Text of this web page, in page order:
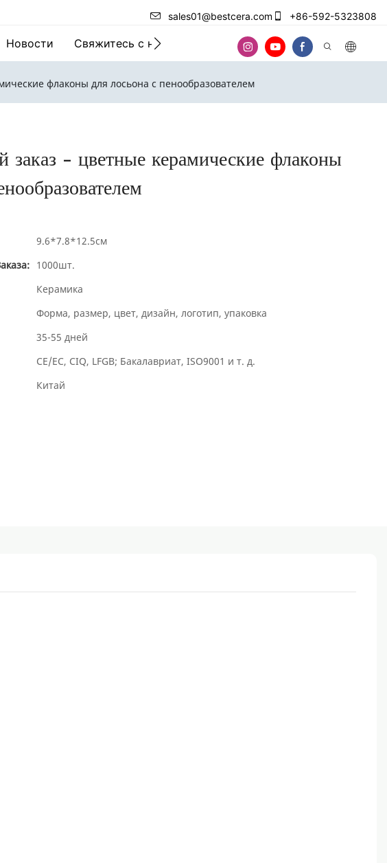
sales01@bestcera.com +86-592-5323808
Новости Свяжитесь с нами
флаконы для лосьона с пенообразователем
заказ - цветные керамические флаконы
9.6*7.8*12.5см
1000шт.
Керамика
Форма, размер, цвет, дизайн, логотип, упаковка
35-55 дней
CE/ЕС, CIQ, LFGB; Бакалавриат, ISO9001 и т. д.
Китай